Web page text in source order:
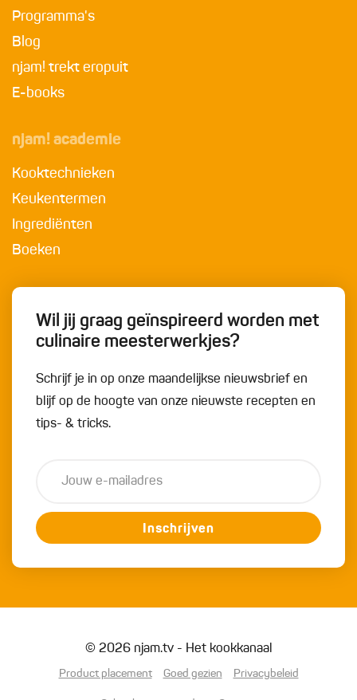
Programma's
Blog
njam! trekt eropuit
E-books
njam! academie
Kooktechnieken
Keukentermen
Ingrediënten
Boeken
Wil jij graag geïnspireerd worden met
culinaire meesterwerkjes?
Schrijf je in op onze maandelijkse nieuwsbrief en
blijf op de hoogte van onze nieuwste recepten en
tips- & tricks.
Inschrijven
© 2026 njam.tv - Het kookkanaal
Product placement Goed gezien Privacybeleid